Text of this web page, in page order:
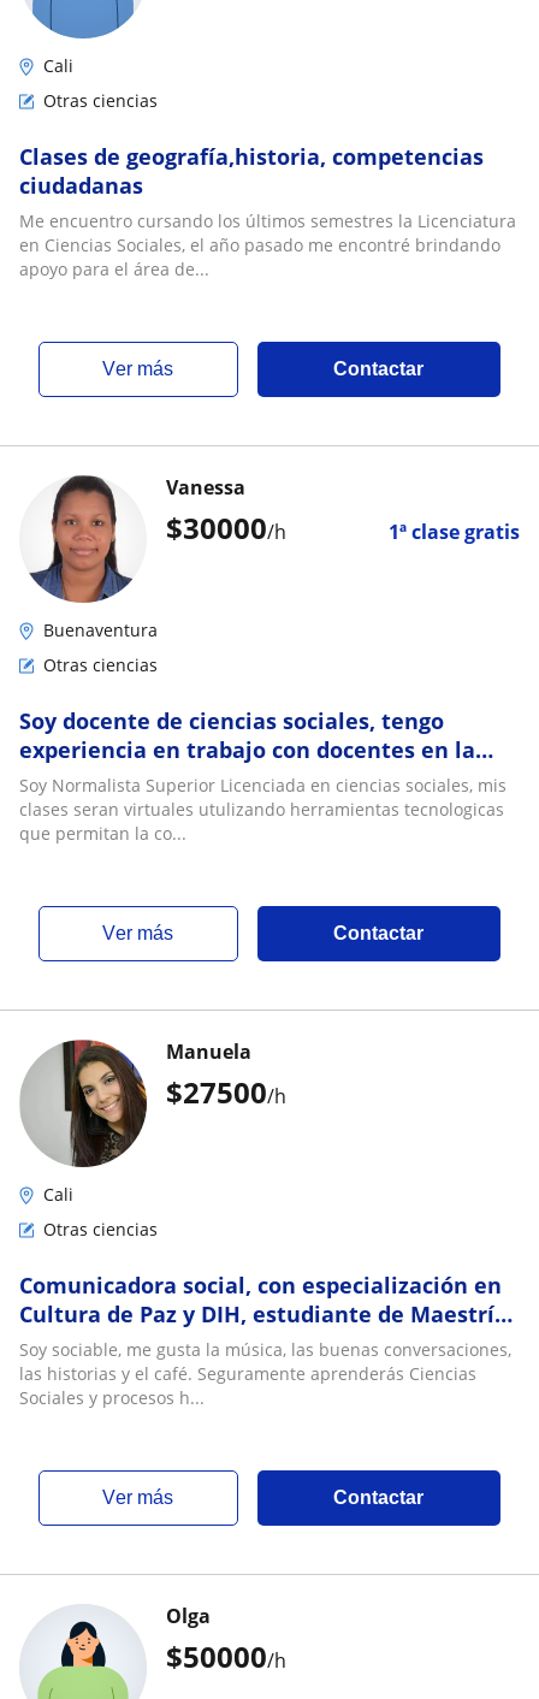
Cali
Otras ciencias
Clases de geografía,historia, competencias
ciudadanas
Me encuentro cursando los últimos semestres la Licenciatura
en Ciencias Sociales, el año pasado me encontré brindando
apoyo para el área de...
ver más Contactar
$30000/h 1ª clase gratis
Vanessa
Buenaventura
Otras ciencias
Soy docente de ciencias sociales, tengo
experiencia en trabajo con docentes en la
construcción de estrategias para el
fortalecimiento del desarrollo de las clases
basado en el logro de competencias, he
Soy Normalista Superior Licenciada en ciencias sociales, mis
clases seran virtuales utulizando herramientas tecnologicas
que permitan la co...
ver más Contactar
$27500/h
Manuela
Cali
Otras ciencias
Comunicadora social, con especialización en
Cultura de Paz y DIH, estudiante de Maestría
en Estudios Sociales y Políticos, con alto
conocimiento de procesos sociales, daré
clases a personas en Cali
Soy sociable, me gusta la música, las buenas conversaciones,
las historias y el café. Seguramente aprenderás Ciencias
Sociales y procesos h...
ver más Contactar
$50000/h
Olga